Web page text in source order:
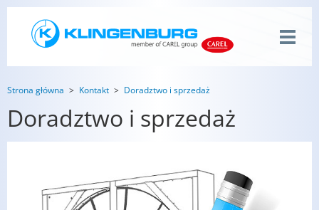
Strona główna Kontakt Doradztwo i sprzedaż
Doradztwo i sprzedaż